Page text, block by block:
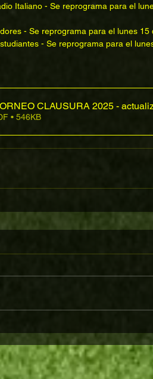
Italiano - Se reprograma para el
- Se reprograma para el lunes 15
- Se reprograma para el
CLAUSURA 2025 -
• 546KB